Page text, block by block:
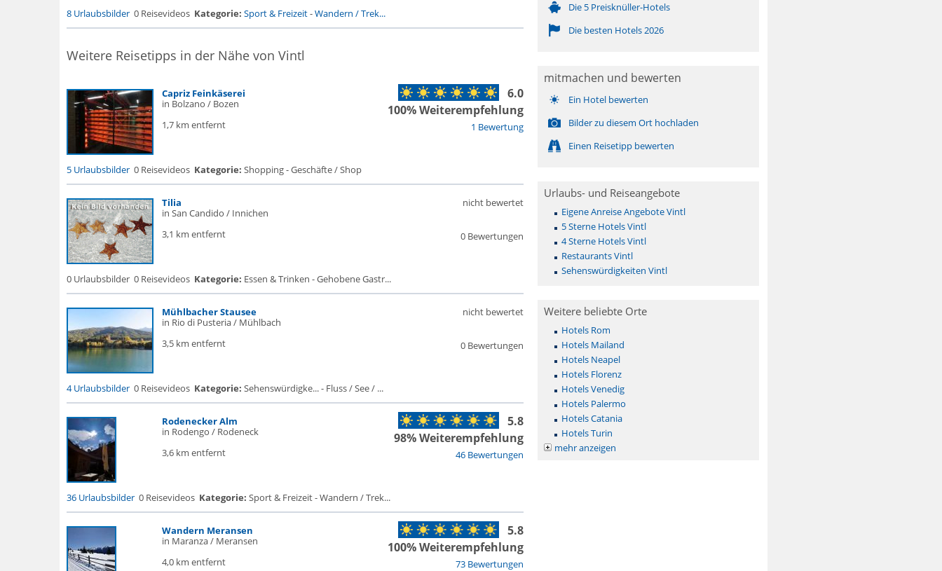
8 Urlaubsbilder 0 Reisevideos Kategorie: Sport & Freizeit-Wandern / Trek...
Weitere Reisetipps in der Nähe von Vintl
Capriz Feinkäserei
in Bolzano / Bozen
1,7 km entfernt
1 Bewertung
6.0
100% Weiterempfehlung
5 Urlaubsbilder 0 Reisevideos Kategorie: Shopping - Geschäfte / Shop
Tilia
in San Candido / Innichen
3,1 km entfernt
0 Bewertungen
nicht bewertet
0 Urlaubsbilder 0 Reisevideos Kategorie: Essen & Trinken - Gehobene Gastr...
Mühlbacher Stausee
in Rio di Pusteria / Mühlbach
3,5 km entfernt
0 Bewertungen
nicht bewertet
4 Urlaubsbilder 0 Reisevideos Kategorie: Sehenswürdigke... - Fluss / See / ...
Rodenecker Alm
in Rodengo / Rodeneck
3,6 km entfernt
46 Bewertungen
5.8
98% Weiterempfehlung
36 Urlaubsbilder 0 Reisevideos Kategorie: Sport & Freizeit - Wandern / Trek...
Wandern Meransen
in Maranza / Meransen
4,0 km entfernt
73 Bewertungen
5.8
100% Weiterempfehlung
Die 5 Preisknüller-Hotels
Die besten Hotels 2026
mitmachen und bewerten
Ein Hotel bewerten
Bilder zu diesem Ort hochladen
Einen Reisetipp bewerten
Urlaubs- und Reiseangebote
Eigene Anreise Angebote Vintl
5 Sterne Hotels Vintl
4 Sterne Hotels Vintl
Restaurants Vintl
Sehenswürdigkeiten Vintl
Weitere beliebte Orte
Hotels Rom
Hotels Mailand
Hotels Neapel
Hotels Florenz
Hotels Venedig
Hotels Palermo
Hotels Catania
Hotels Turin
mehr anzeigen